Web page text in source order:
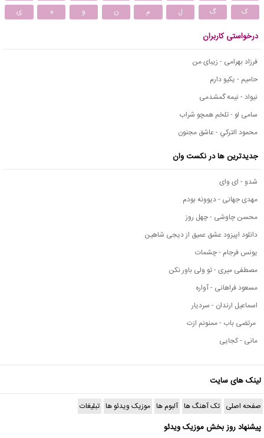
ک
گ ل م ن و ه ی
درخواستی کاربران
فرزاد بهرامی - زیبای من
حامیم - یکیو دارم
نیواد - نیمه گمشدمی
سامی لو - تلخم همچو شراب
محمود التركي - عاشق مجنون
جدیدترین ها در نکست وان
شدو - ای وای
مهدی جهانی - دیوونه بودم
محسن چاوشی - چهل روز
دانلود اپیزود عشق عمیق از دیجی شاهین
یونس فرجام - چشمات
مصطفی میری - تو ولی باور نکن
مسعود فراهانی - آواره
اسماعیل ارندان - سردیار
مرتضی باب - ممنونم ازت
مانی - کجایی
لینک های سایت
صفحه اصلی تک آهنگ ها آلبوم ها موزیک ویدئو ها تبلیغات
پیشنهاد روز بخش موزیک ویدئو